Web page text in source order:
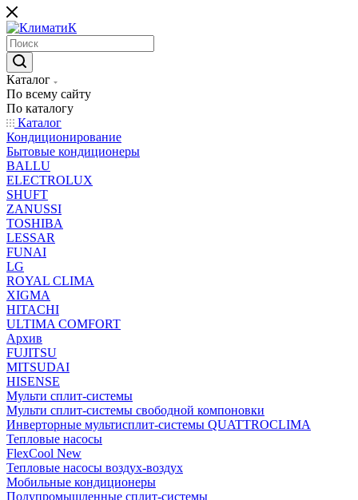
Каталог
По всему сайту
По каталогу
Каталог
Кондиционирование
Бытовые кондиционеры
BALLU
ELECTROLUX
SHUFT
ZANUSSI
TOSHIBA
LESSAR
FUNAI
LG
ROYAL CLIMA
XIGMA
HITACHI
ULTIMA COMFORT
Архив
FUJITSU
MITSUDAI
HISENSE
Мульти сплит-системы
Мульти сплит-системы свободной компоновки
Инверторные мультисплит-системы QUATTROCLIMA
Тепловые насосы
FlexCool New
Тепловые насосы воздух-воздух
Мобильные кондиционеры
Полупромышленные сплит-системы